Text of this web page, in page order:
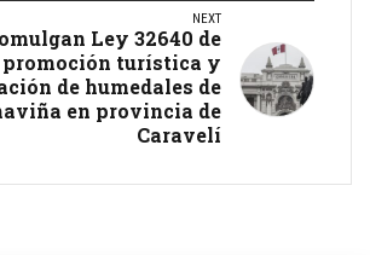
NEXT
Ley 32640 de
promoción turística y
de humedales de
en provincia de
Caravelí